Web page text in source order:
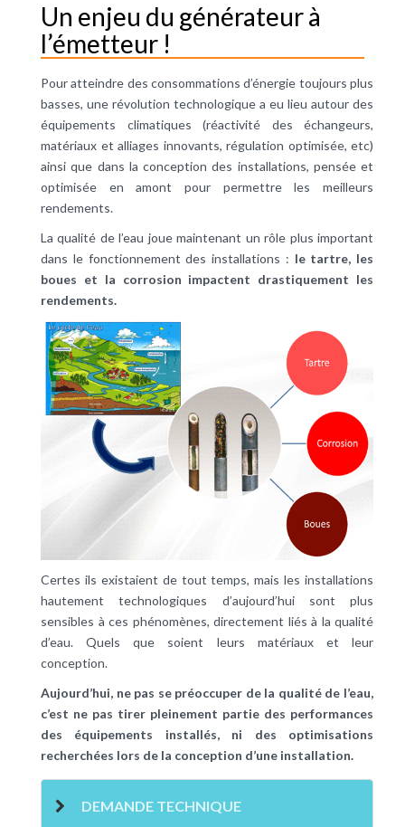
Un enjeu du générateur à
l’émetteur !
Pour atteindre des consommations d’énergie toujours plus
basses, une révolution technologique a eu lieu autour des
équipements climatiques (réactivité des échangeurs,
matériaux et alliages innovants, régulation optimisée, etc)
ainsi que dans la conception des installations, pensée et
optimisée en amont pour permettre les meilleurs
rendements.
La qualité de l’eau joue maintenant un rôle plus important
dans le fonctionnement des installations : le tartre, les
boues et la corrosion impactent drastiquement les
rendements.
Certes ils existaient de tout temps, mais les installations
hautement technologiques d’aujourd’hui sont plus
sensibles à ces phénomènes, directement liés à la qualité
d’eau. Quels que soient leurs matériaux et leur
conception.
Aujourd’hui, ne pas se préoccuper de la qualité de l’eau,
c’est ne pas tirer pleinement partie des performances
des équipements installés, ni des optimisations
recherchées lors de la conception d’une installation.
DEMANDE TECHNIQUE